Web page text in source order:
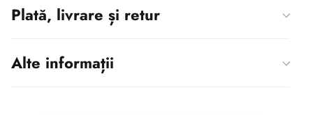
Plată, livrare și retur
Alte informații